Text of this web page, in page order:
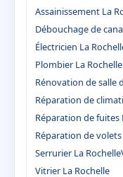
Assainissement La
Débouchage de
Électricien La
Plombier La Rochelle
Rénovation de salle
Réparation de
Réparation de fuites
Réparation de
Serrurier La Rochelle
Vitrier La Rochelle